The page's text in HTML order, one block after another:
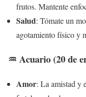
frutos. Mantente
Salud: Tómate un
agotamiento físico y
♒ Acuario (20 de
Amor: La amistad y